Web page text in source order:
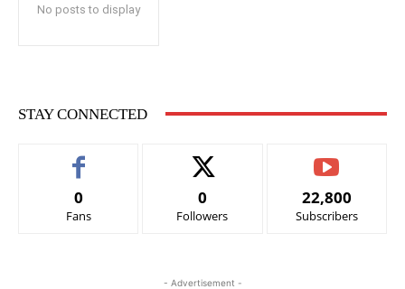
No posts to display
STAY CONNECTED
0
Fans
0
Followers
22,800
Subscribers
- Advertisement -